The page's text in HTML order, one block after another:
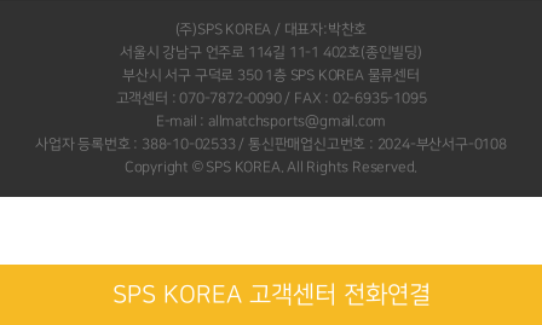
(주)SPS KOREA / 대표자:박찬호
서울시 강남구 언주로 114길 11-1 402호(종인빌딩)
부산시 서구 구덕로 350 1층 SPS KOREA 물류센터
고객센터 : 070-7872-0090 / FAX : 02-6935-1095
E-mail : allmatchsports@gmail.com
사업자 등록번호 : 388-10-02533 / 통신판매업신고번호 : 2024-부산서구-0108
Copyright © SPS KOREA. All Rights Reserved.
SPS KOREA 고객센터 전화연결